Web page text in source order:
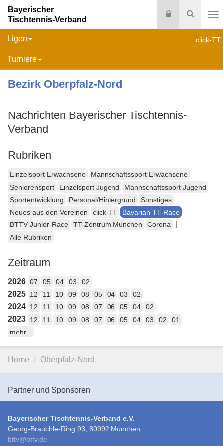
Suche
Login
Bayerischer
Tischtennis-Verband
click-TT
Ligen
Turniere
Bezirk Oberpfalz-Nord
Nachrichten Bayerischer Tischtennis-
Verband
Rubriken
Einzelsport Erwachsene
Mannschaftssport Erwachsene
Seniorensport
Einzelsport Jugend
Mannschaftssport Jugend
Sportentwicklung
Personal/Hintergrund
Sonstiges
Neues aus den Vereinen
click-TT
Bavarian TT-Race
BTTV Junior-Race
TT-Zentrum München Corona
Alle Rubriken
Zeitraum
2026 07 05 04 03 02
2025 12 11 10 09 08 05 04 03 02
2024 12 11 10 09 08 07 06 05 04 02
2023 12 11 10 09 08 07 06 05 04 03 02
01
mehr...
Home Oberpfalz-Nord
Partner und Sponsoren
Bayerischer Tischtennis-Verband e.V.
Georg-Brauchle-Ring 93, 80992 München
bttv@bttv.de